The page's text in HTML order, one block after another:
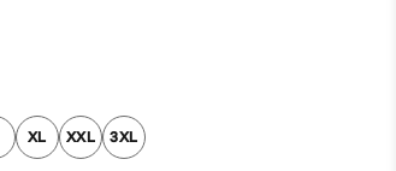
XL XXL 3XL